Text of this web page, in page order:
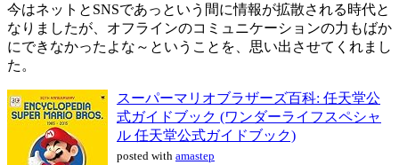
今はネットとSNSであっという間に情報が拡散される時代と
なりましたが、オフラインのコミュニケーションの力もばか
にできなかったよな～ということを、思い出させてくれまし
た。
スーパーマリオブラザーズ百科: 任天堂公
式ガイドブック (ワンダーライフスペシャ
ル 任天堂公式ガイドブック)
posted with amastep